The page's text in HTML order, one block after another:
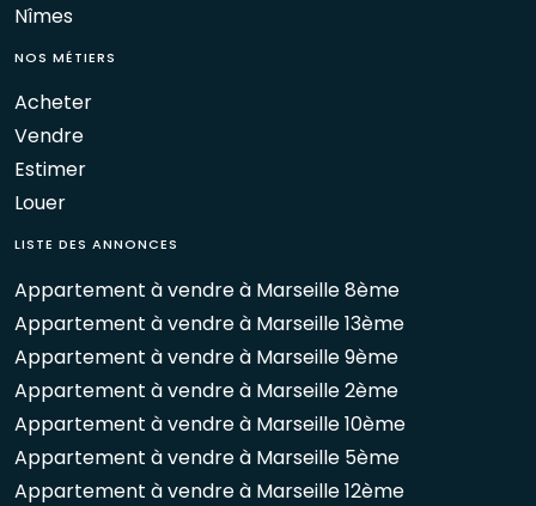
Nîmes
NOS MÉTIERS
Acheter
Vendre
Estimer
Louer
LISTE DES ANNONCES
Appartement à vendre à Marseille 8ème
Appartement à vendre à Marseille 13ème
Appartement à vendre à Marseille 9ème
Appartement à vendre à Marseille 2ème
Appartement à vendre à Marseille 10ème
Appartement à vendre à Marseille 5ème
Appartement à vendre à Marseille 12ème